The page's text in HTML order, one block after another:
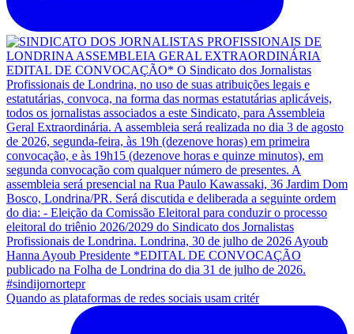
Quando as plataformas de redes sociais usam critér